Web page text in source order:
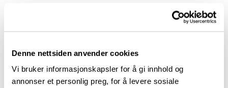
Denne nettsiden anvender cookies
Vi bruker informasjonskapsler for å gi innhold og
annonser et personlig preg, for å levere sosiale
https://www.youtube.com/watch?
v=vnNgWeUiDP4